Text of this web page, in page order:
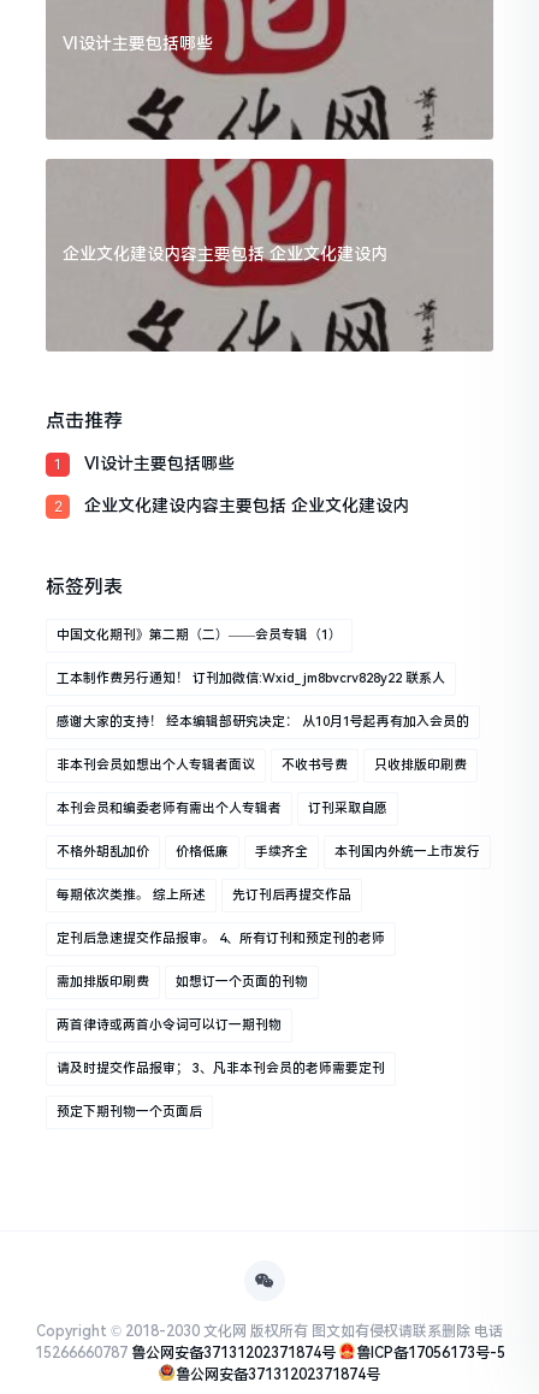
VI设计主要包括哪些
企业文化建设内容主要包括 企业文化建设内
点击推荐
1 VI设计主要包括哪些
2 企业文化建设内容主要包括 企业文化建设内
标签列表
中国文化期刊》第二期（二）——会员专辑（1）
工本制作费另行通知！ 订刊加微信:wxid_jm8bvcrv828y22 联系人
感谢大家的支持！ 经本编辑部研究决定： 从10月1号起再有加入会员的
非本刊会员如想出个人专辑者面议 不收书号费 只收排版印刷费
本刊会员和编委老师有需出个人专辑者 订刊采取自愿
不格外胡乱加价 价格低廉 手续齐全 本刊国内外统一上市发行
每期依次类推。 综上所述 先订刊后再提交作品
定刊后急速提交作品报审。 4、所有订刊和预定刊的老师
需加排版印刷费 如想订一个页面的刊物
两首律诗或两首小令词可以订一期刊物
请及时提交作品报审； 3、凡非本刊会员的老师需要定刊
预定下期刊物一个页面后
Copyright © 2018-2030 文化网 版权所有 图文如有侵权请联系删除 电话
15266660787 鲁公网安备37131202371874号
鲁ICP备17056173号-5
鲁公网安备37131202371874号